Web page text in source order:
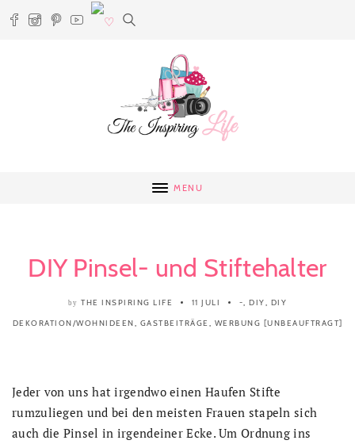
MENU
DIY Pinsel- und Stiftehalter
by THE INSPIRING LIFE 11 JULI -,DIY, DIY
DEKORATION/WOHNIDEEN, GASTBEITRÄGE , WERBUNG [UNBEAUFTRAGT]
Jeder von uns hat irgendwo einen Haufen Stifte
rumzuliegen und bei den meisten Frauen stapeln sich
auch die Pinsel in irgendeiner Ecke. Um Ordnung ins